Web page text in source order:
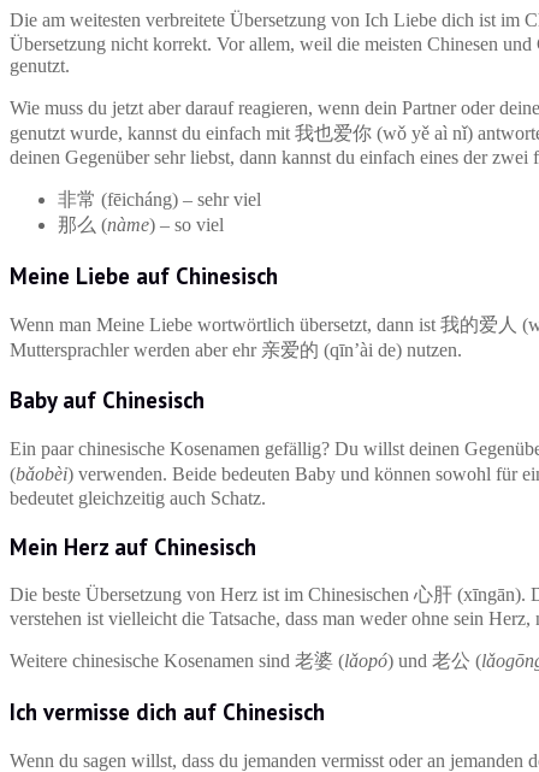
Die am weitesten verbreitete Übersetzung von Ich Liebe dich ist im
Übersetzung nicht korrekt. Vor allem, weil die meisten Chinesen
genutzt.
Wie muss du jetzt aber darauf reagieren, wenn dein Partner oder
genutzt wurde, kannst du einfach mit 我也爱你 (wǒ yě aì nǐ)
deinen Gegenüber sehr liebst, dann kannst du einfach eines der
非常 (fēicháng) – sehr viel
那么 (nàme) – so viel
Meine Liebe auf Chinesisch
Wenn man Meine Liebe wortwörtlich übersetzt, dann ist 我的爱人
Muttersprachler werden aber ehr 亲爱的 (qīn’ài de) nutzen.
Baby auf Chinesisch
Ein paar chinesische Kosenamen gefällig? Du willst deinen
(bǎobèi) verwenden. Beide bedeuten Baby und können sowohl für
bedeutet gleichzeitig auch Schatz.
Mein Herz auf Chinesisch
Die beste Übersetzung von Herz ist im Chinesischen 心肝 (xīngān).
verstehen ist vielleicht die Tatsache, dass man weder ohne sein
Weitere chinesische Kosenamen sind 老婆 (lǎopó) und 老公 (
Ich vermisse dich auf Chinesisch
Wenn du sagen willst, dass du jemanden vermisst oder an